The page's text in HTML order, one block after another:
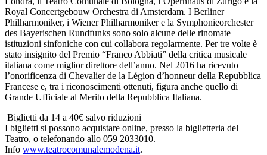
Royal Concertgebouw Orchestra di Amsterdam. I Berliner
Philharmoniker, i Wiener Philharmoniker e la Symphonieorchester
des Bayerischen Rundfunks sono solo alcune delle rinomate
istituzioni sinfoniche con cui collabora regolarmente. Per tre volte è
stato insignito del Premio “Franco Abbiati” della critica musicale
italiana come miglior direttore dell’anno. Nel 2016 ha ricevuto
l’onorificenza di Chevalier de la Légion d’honneur della Repubblica
Francese e, tra i riconoscimenti ottenuti, figura anche quello di
Grande Ufficiale al Merito della Repubblica Italiana.
Biglietti da 14 a 40€ salvo riduzioni
I biglietti si possono acquistare online, presso la biglietteria del
Teatro, o telefonando allo 059 2033010.
Info www.teatrocomunalemodena.it.